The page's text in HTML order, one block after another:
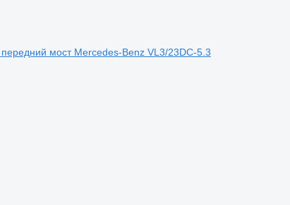
передний мост Mercedes-Benz VL3/23DC-5.3